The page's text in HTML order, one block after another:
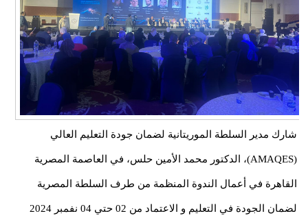
شارك مدير السلطة الموريتانية لضمان جودة التعليم العالي
(AMAQES)، الدكتور محمد الأمين حلس، في العاصمة المصرية
القاهرة في أعمال الندوة المنظمة من طرف السلطة المصرية
لضمان الجودة في التعليم و الاعتماد من 02 حتي 04 نفمبر 2024